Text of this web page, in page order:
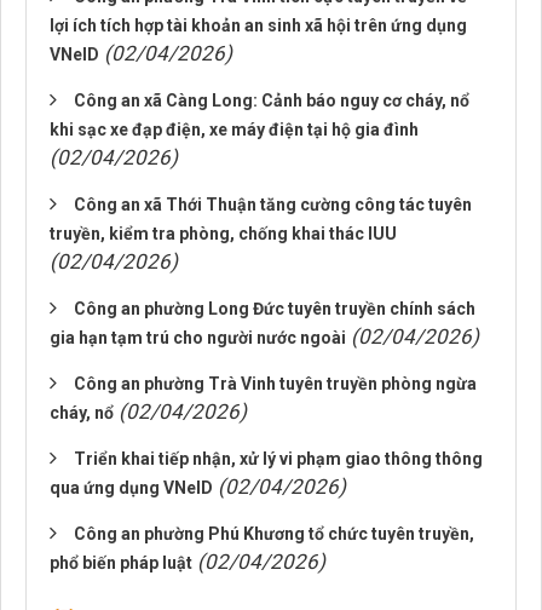
lợi ích tích hợp tài khoản an sinh xã hội trên ứng dụng
VNeID (02/04/2026)
Công an xã Càng Long: Cảnh báo nguy cơ cháy, nổ
khi sạc xe đạp điện, xe máy điện tại hộ gia đình
(02/04/2026)
Công an xã Thới Thuận tăng cường công tác tuyên
truyền, kiểm tra phòng, chống khai thác IUU
(02/04/2026)
Công an phường Long Đức tuyên truyền chính sách
gia hạn tạm trú cho người nước ngoài (02/04/2026)
Công an phường Trà Vinh tuyên truyền phòng ngừa
cháy, nổ (02/04/2026)
Triển khai tiếp nhận, xử lý vi phạm giao thông thông
qua ứng dụng VNeID (02/04/2026)
Công an phường Phú Khương tổ chức tuyên truyền,
phổ biến pháp luật (02/04/2026)